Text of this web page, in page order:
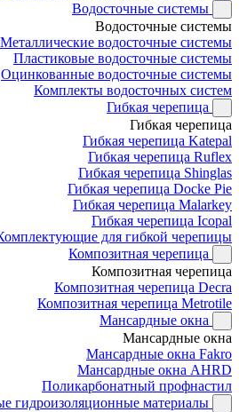
Водосточные системы
Водосточные системы
Металлические водосточные системы
Пластиковые водосточные системы
Оцинкованные водосточные системы
Комплекты водосточных систем
Гибкая черепица
Гибкая черепица
Гибкая черепица Katepal
Гибкая черепица Ruflex
Гибкая черепица Shinglas
Гибкая черепица Docke Pie
Гибкая черепица Malarkey
Гибкая черепица Icopal
для гибкой черепицы
Композитная черепица
Композитная черепица
Композитная черепица Decra
Композитная черепица Metrotile
Мансардные окна
Мансардные окна
Мансардные окна Fakro
Мансардные окна AHRD
Поликарбонатный профнастил
гидроизоляционные материалы